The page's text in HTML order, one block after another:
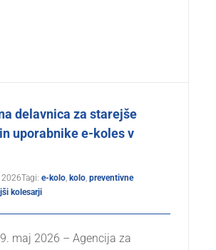
delavnica za starejše
uporabnike e-koles v
2026Tagi: e-kolo, kolo, preventivne
kolesarji
maj 2026 – Agencija za